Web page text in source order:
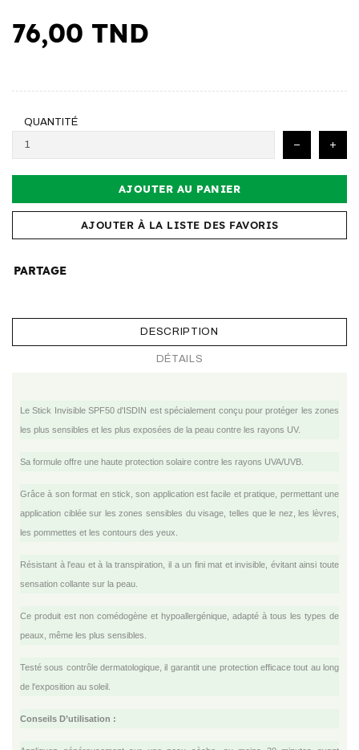
76,00 TND
QUANTITÉ
AJOUTER AU PANIER
AJOUTER À LA LISTE DES FAVORIS
PARTAGE
DESCRIPTION
DÉTAILS
Le Stick Invisible SPF50 d'ISDIN est spécialement conçu pour protéger les zones
les plus sensibles et les plus exposées de la peau contre les rayons UV.
Sa formule offre une haute protection solaire contre les rayons UVA/UVB.
Grâce à son format en stick, son application est facile et pratique, permettant une
application ciblée sur les zones sensibles du visage, telles que le nez, les lèvres,
les pommettes et les contours des yeux.
Résistant à l'eau et à la transpiration, il a un fini mat et invisible, évitant ainsi toute
sensation collante sur la peau.
Ce produit est non comédogène et hypoallergénique, adapté à tous les types de
peaux, même les plus sensibles.
Testé sous contrôle dermatologique, il garantit une protection efficace tout au long
de l'exposition au soleil.
Conseils D’utilisation :